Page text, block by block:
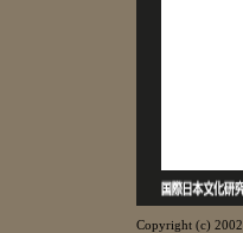
Copyright (c)